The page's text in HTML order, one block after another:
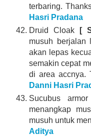
terbaring.
Hasri Pradana
Druid Cloak
[
musuh berjalan
akan lepas
semakin cepat
di area accnya.
Danni Hasri
Sucubus armor
menangkap
musuh untuk
Aditya